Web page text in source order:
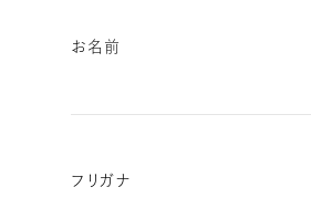
お名前
フリガナ